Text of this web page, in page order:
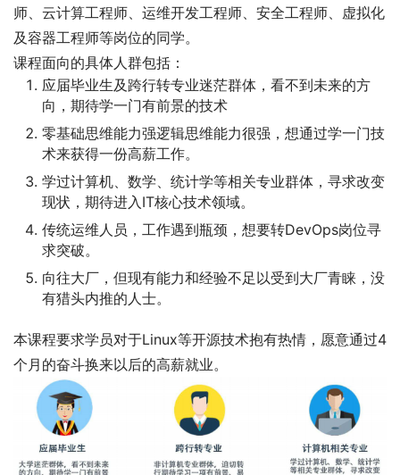
师、云计算工程师、运维开发工程师、安全工程师、虚拟化
及容器工程师等岗位的同学。
课程面向的具体人群包括：
应届毕业生及跨行转专业迷茫群体，看不到未来的方
向，期待学一门有前景的技术
零基础思维能力强逻辑思维能力很强，想通过学一门技
术来获得一份高薪工作。
学过计算机、数学、统计学等相关专业群体，寻求改变
现状，期待进入IT核心技术领域。
传统运维人员，工作遇到瓶颈，想要转DevOps岗位寻
求突破。
向往大厂，但现有能力和经验不足以受到大厂青睐，没
有猎头内推的人士。
本课程要求学员对于Linux等开源技术抱有热情，愿意通过4
个月的奋斗换来以后的高薪就业。